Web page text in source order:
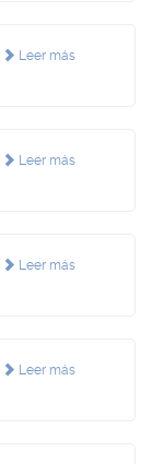
Leer más
Leer más
Leer más
Leer más